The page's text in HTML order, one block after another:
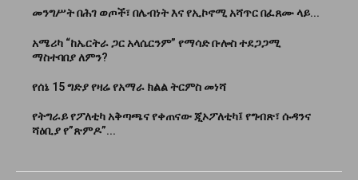
መንግሥት በሕገ ወጦች፣ በሌብነት እና የኢኮኖሚ አሻጥር በፈጸሙ ላይ...
አሜሪካ “ከኤርትራ ጋር አላሴርንም” የማሳድ ቡሎስ ተደጋጋሚ
ማስተባበያ ለምን?
የሰኔ 15 ግድያ የዛሬ የአማራ ክልል ትርምስ መነሻ
የትግራይ የፖለቲካ አቅጣጫና የቀጠናው ጂኦፖለቲካ፤ የግብጽ፣ ሱዳንና
ሻዕቢያ የ”ጽምዶ”...